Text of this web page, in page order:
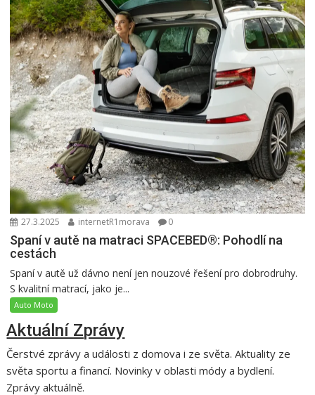
27.3.2025 internetR1morava 0
Spaní v autě na matraci SPACEBED®: Pohodlí na
cestách
Spaní v autě už dávno není jen nouzové řešení pro dobrodruhy.
S kvalitní matrací, jako je...
Auto Moto
Aktuální Zprávy
Čerstvé zprávy a události z domova i ze světa. Aktuality ze
světa sportu a financí. Novinky v oblasti módy a bydlení.
Zprávy aktuálně.